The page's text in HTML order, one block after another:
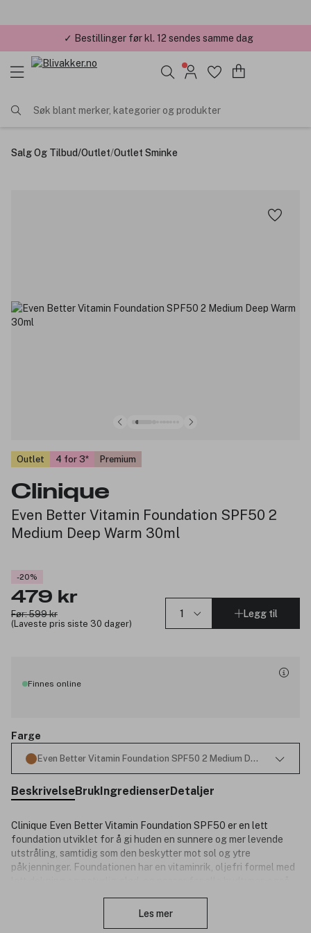
✓ Bestillinger før kl. 12 sendes samme dag
✓ Årets Nettbutikk 2026 og 2025
Søk blant merker, kategorier og produkter
Salg Og Tilbud/Outlet/Outlet Sminke
Outlet 4 for 3 Premium
Clinique
Even Better Vitamin Foundation SPF50 2
Medium Deep Warm 30ml
-20%
479 kr
Før: 599 kr
(Laveste pris siste 30 dager)
Legg til
Finnes online
Farge
Even Better Vitamin Foundation SPF50 2 Medium Deep Warm
Beskrivelse Bruk Ingredienser Detaljer
Clinique Even Better Vitamin Foundation SPF50 er en lett
foundation utviklet for å gi huden en sunnere og mer levende
utstråling, samtidig som den beskytter mot sol og ytre
påkjenninger. Foundationen har en vitaminrik, oljefri formel med
Den vektløse konsistensen smelter sømløst inn i huden og gir en
Les mer